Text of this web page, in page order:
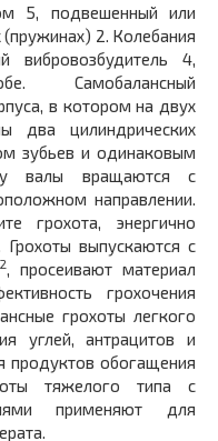
5, подвешенный или
(пружинах) 2. Колебания
вибровозбудитель 4,
Самобалансный
в котором на двух
два цилиндрических
зубьев и одинаковым
валы вращаются с
направлении.
грохота, энергично
Грохоты выпускаются с
2, просеивают материал
грохочения
грохоты легкого
углей, антрацитов и
продуктов обогащения
тяжелого типа с
применяют для